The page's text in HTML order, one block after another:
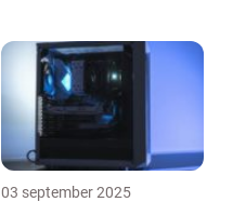
03 september 2025